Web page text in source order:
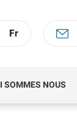
Fr
SOMMES NOUS